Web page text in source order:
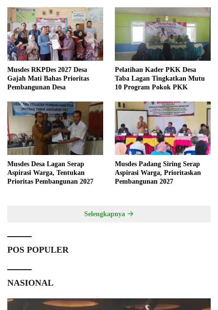
Musdes RKPDes 2027 Desa
Gajah Mati Bahas Prioritas
Pembangunan Desa
Pelatihan Kader PKK Desa
Taba Lagan Tingkatkan Mutu
10 Program Pokok PKK
Musdes Desa Lagan Serap
Aspirasi Warga, Tentukan
Prioritas Pembangunan 2027
Musdes Padang Siring Serap
Aspirasi Warga, Prioritaskan
Pembangunan 2027
Selengkapnya
POS POPULER
NASIONAL